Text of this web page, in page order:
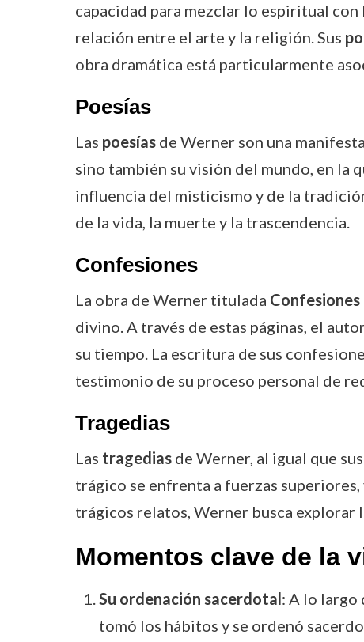
capacidad para mezclar lo espiritual
relación entre el arte y la religión. Sus
obra dramática está particularmente
Poesías
Las poesíasde Werner son una
sino también su visión del mundo, en la
influencia del misticismo y de la
de la vida, la muerte y la trascendencia.
Confesiones
La obra de Werner titulada Confesiones
divino. A través de estas páginas, el
su tiempo. La escritura de sus
testimonio de su proceso personal de
Tragedias
Las tragediasde Werner, al igual que
trágico se enfrenta a fuerzas
trágicos relatos, Werner busca explorar
Momentos clave de la
Su ordenación sacerdotal: A lo largo
tomó los hábitos y se ordenó